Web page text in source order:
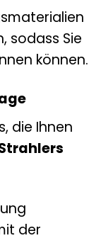
sodass Sie
können.
die Ihnen
Strahlers
der